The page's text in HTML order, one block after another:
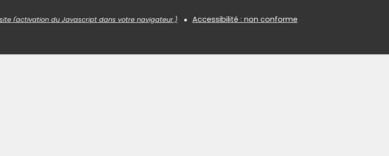
l'activation du Javascript dans votre navigateur.)
Accessibilité : non conforme